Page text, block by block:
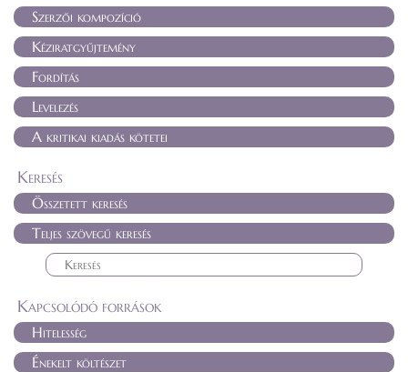
Szerzői kompozíció
Kéziratgyűjtemény
Fordítás
Levelezés
A kritikai kiadás kötetei
Keresés
Összetett keresés
Teljes szövegű keresés
Kapcsolódó források
Hitelesség
Énekelt költészet